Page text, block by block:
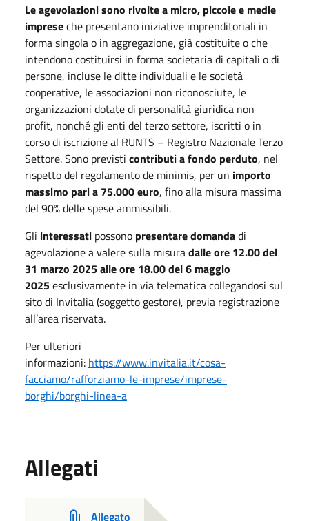
Le agevolazioni sono rivolte a micro, piccole e medie
impreseche presentano iniziative imprenditoriali in
forma singola o in aggregazione, già costituite o che
intendono costituirsi in forma societaria di capitali o di
persone, incluse le ditte individuali e le società
cooperative, le associazioni non riconosciute, le
organizzazioni dotate di personalità giuridica non
profit, nonché gli enti del terzo settore, iscritti o in
corso di iscrizione al RUNTS – Registro Nazionale Terzo
Settore. Sono previsti contributi a fondo perduto, nel
rispetto del regolamento de minimis, per un importo
massimo pari a 75.000 euro, fino alla misura massima
del 90% delle spese ammissibili.
Gli interessati possono presentare domandadi
agevolazione a valere sulla misuradalle ore 12.00 del
31 marzo 2025 alle ore 18.00 del 6 maggio
2025esclusivamente in via telematica collegandosi sul
sito di Invitalia (soggetto gestore), previa registrazione
all’area riservata.
Per ulteriori
informazioni: https://www.invitalia.it/cosa-
facciamo/rafforziamo-le-imprese/imprese-
borghi/borghi-linea-a
Allegati
Allegato